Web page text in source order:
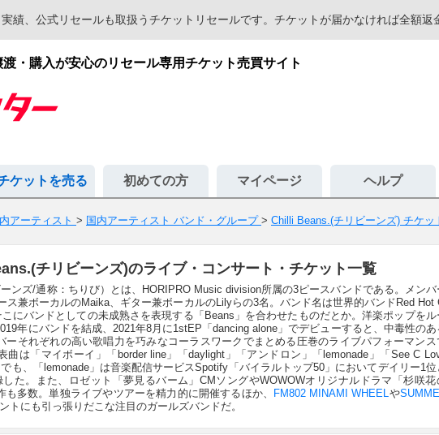
績、公式リセールも取扱うチケットリセールです。チケットが届かなければ全額返
・購入が安心のリセール専用チケット売買サイト
ケットを売る 初めての方 マイページ ヘルプ
アーティスト > 国内アーティスト バンド・グループ > Chilli Beans.(チリビーンズ) チケッ
チリビーンズ)のライブ・コンサート・チケット一覧
ンズ/通称：ちりび）とは、HORIPRO Music division所属の3ピースバンドである。メンバ
ス兼ボーカルのMaika、ギター兼ボーカルのLilyらの3名。バンド名は世界的バンドRed Hot
にバンドとしての未成熟さを表現する「Beans」を合わせたものだとか。洋楽ポップをル
年にバンドを結成、2021年8月に1stEP「dancing alone」でデビューすると、中毒性のあ
ーそれぞれの高い歌唱力を巧みなコーラスワークでまとめる圧巻のライブパフォーマンス
曲は「マイボーイ」「border line」「daylight」「アンドロン」「lemonade」「See C
でも、「lemonade」は音楽配信サービスSpotify「バイラルトップ50」においてデイリー1位
した。また、ロゼット「夢見るバーム」CMソングやWOWOWオリジナルドラマ「杉咲花
も多数。単独ライブやツアーを精力的に開催するほか、
FM802 MINAMI WHEELや
トにも引っ張りだこな注目のガールズバンドだ。